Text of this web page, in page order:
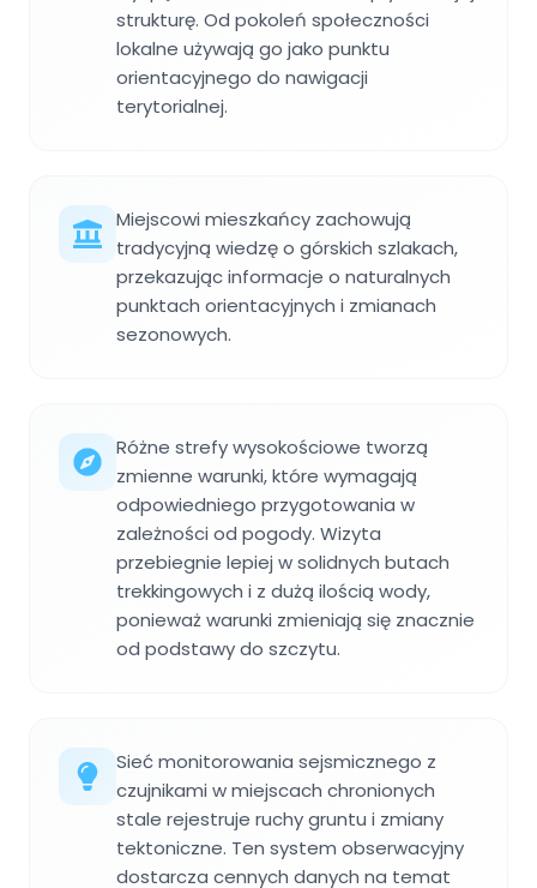
strukturę. Od pokoleń społeczności
lokalne używają go jako punktu
orientacyjnego do nawigacji
terytorialnej.
Miejscowi mieszkańcy zachowują
tradycyjną wiedzę o górskich szlakach,
przekazując informacje o naturalnych
punktach orientacyjnych i zmianach
sezonowych.
Różne strefy wysokościowe tworzą
zmienne warunki, które wymagają
odpowiedniego przygotowania w
zależności od pogody. Wizyta
przebiegnie lepiej w solidnych butach
trekkingowych i z dużą ilością wody,
ponieważ warunki zmieniają się znacznie
od podstawy do szczytu.
Sieć monitorowania sejsmicznego z
czujnikami w miejscach chronionych
stale rejestruje ruchy gruntu i zmiany
tektoniczne. Ten system obserwacyjny
dostarcza cennych danych na temat